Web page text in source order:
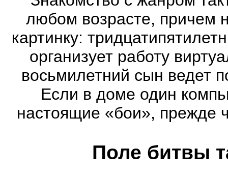
любом возрасте, причем
картинку:
организует работу
восьмилетний сын ведет
Если в доме один
настоящие «бои», прежде
Поле битвы